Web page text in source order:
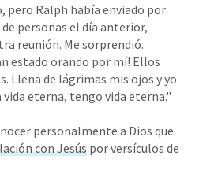
pero Ralph había enviado por
personas el día anterior,
reunión. Me sorprendió.
estado orando por mí! Ellos
Llena de lágrimas mis ojos y yo
eterna, tengo vida eterna."
personalmente a Dios que
con Jesús por versículos de